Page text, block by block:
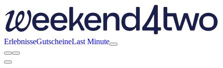
ErlebnisseGutscheineLast Minute